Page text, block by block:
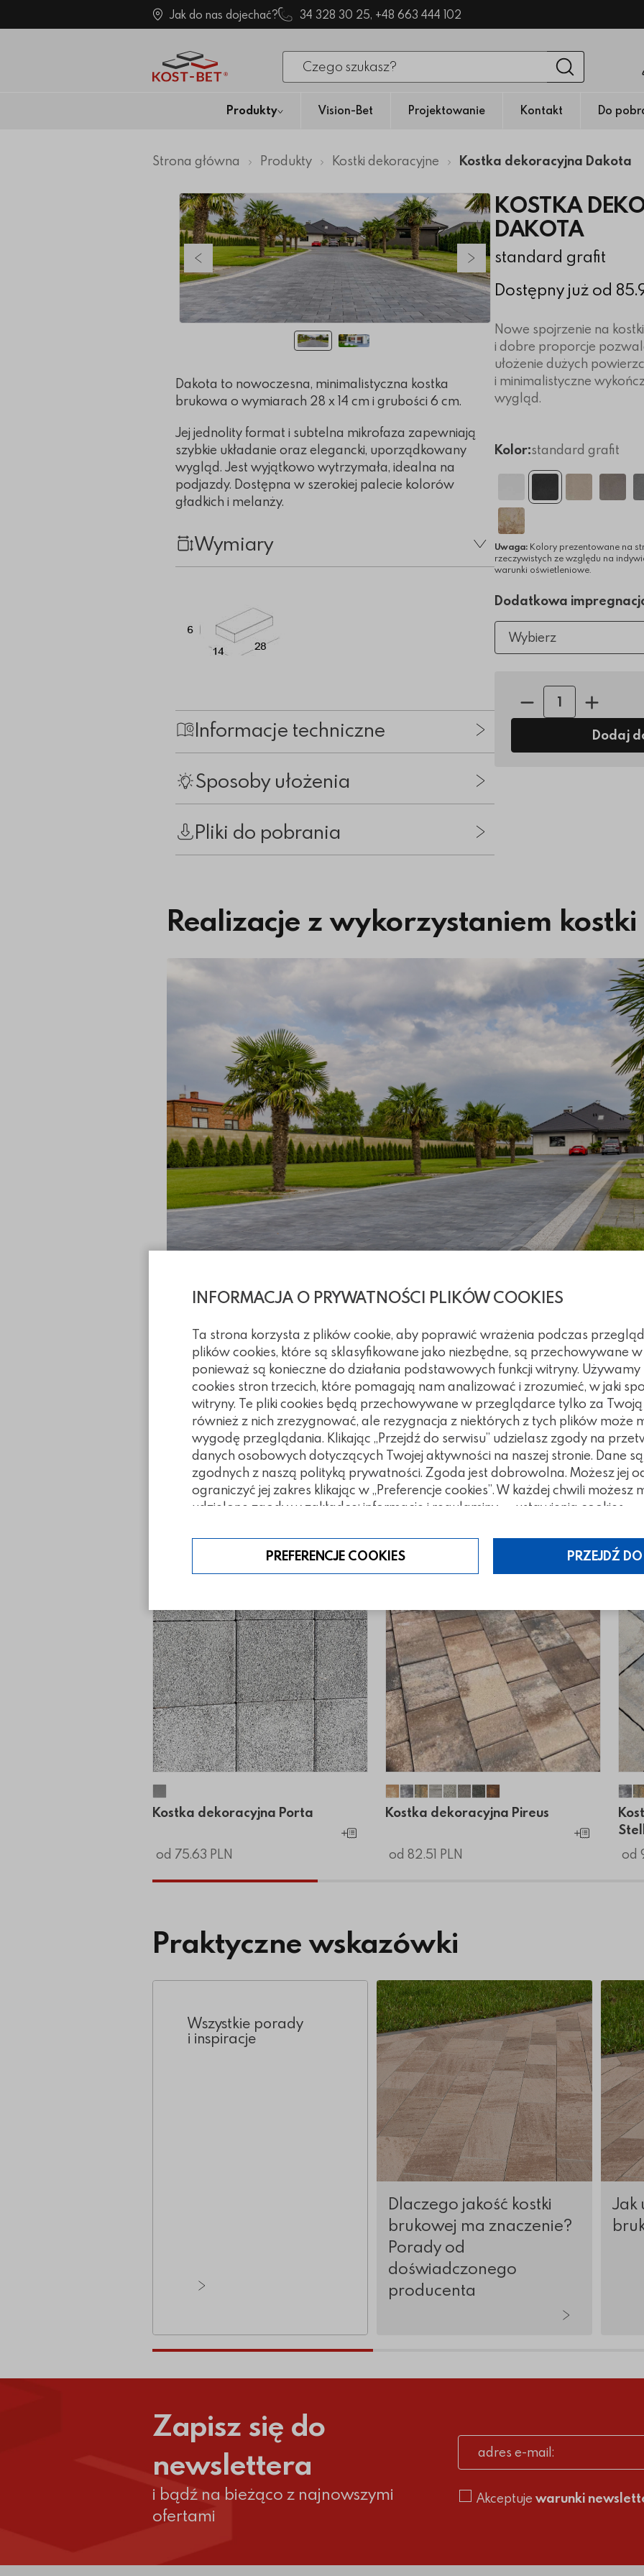
INFORMACJA O PRYWATNOŚCI PLIKÓW COOKIES
Ta strona korzysta z plików cookie, aby poprawić wrażenia podczas
plików cookies, które są sklasyfikowane jako niezbędne, są przechowywane
ponieważ są konieczne do działania podstawowych funkcji witryny.
cookies stron trzecich, które pomagają nam analizować i zrozumieć, w jaki
witryny. Te pliki cookies będą przechowywane w przeglądarce tylko za
również z nich zrezygnować, ale rezygnacja z niektórych z tych plików może
wygodę przeglądania. Klikając „Przejdź do serwisu” udzielasz zgody na
danych osobowych dotyczących Twojej aktywności na naszej stronie. Dane
zgodnych z naszą polityką prywatności. Zgoda jest dobrowolna. Możesz jej
ograniczyć jej zakres klikając w „Preferencje cookies”. W każdej chwili możesz
udzielone zgody w zakładce: informacje i regulaminy — ustawienia cookies.
PREFERENCJE COOKIES PRZEJDŹ
Jak do nas dojechać? 34 328 30 25, +48 663 444 102
Po kliknięciu przycisku fraza zostanie wyszukana
Wyszukaj
Produkty Vision-Bet Projektowanie Kontakt Do
Strona główna Produkty Kostki dekoracyjne Kostka dekoracyjna Dakota
KOSTKA
DAKOTA
standard grafit
Dostępny już od
Nowe spojrzenie na
i dobre proporcje
ułożenie dużych
i minimalistyczne
wygląd.
Kolor:standard grafit
Uwaga: Kolory prezentowane na
rzeczywistych ze względu na
warunki oświetleniowe.
Dodatkowa
Wybierz
Ilość sztuk:
Dodaj
Poprzedni slajd Następny slajd
Dakota to nowoczesna, minimalistyczna kostka
brukowa o wymiarach 28 x 14 cm i grubości 6 cm.
Jej jednolity format i subtelna mikrofaza zapewniają
szybkie układanie oraz elegancki, uporządkowany
wygląd. Jest wyjątkowo wytrzymała, idealna na
podjazdy. Dostępna w szerokiej palecie kolorów
gładkich i melanży.
Wymiary
Informacje techniczne
Sposoby ułożenia
Pliki do pobrania
Realizacje z wykorzystaniem
Inne z tej kategorii
Kostka dekoracyjna Porta
Kostka dekoracyjna Porta
od 75.63 PLN
Dodaj do koszyka
Kostka dekoracyjna Pireus - mix A5 toffi
Kostka dekoracyjna Pireus
Kostka dekoracyjna Pireus
Kostka dekoracyjna Pireus
Kostka dekoracyjna Pireus
Kostka dekoracyjna Pireus
Kostka dekoracyjna Pireus
Kostka dekoracyjna Pireus
Kostka dekoracyjna Pireus
od 82.51 PLN
Dodaj do
od
Praktyczne wskazówki
Wszystkie porady
i inspiracje
Zobacz wszystkie artykuły
Dlaczego jakość kostki
brukowej ma znaczenie?
Porady od
doświadczonego
producenta
Więcej o Dlaczego jakość kostki brukowej
Jak
Więcej
Zapisz się do
newslettera
i bądź na bieżąco z najnowszymi
ofertami
adres e-mail
Akceptuje warunki